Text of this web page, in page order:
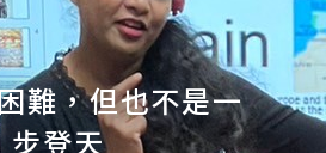
難，但也不是一
步登天